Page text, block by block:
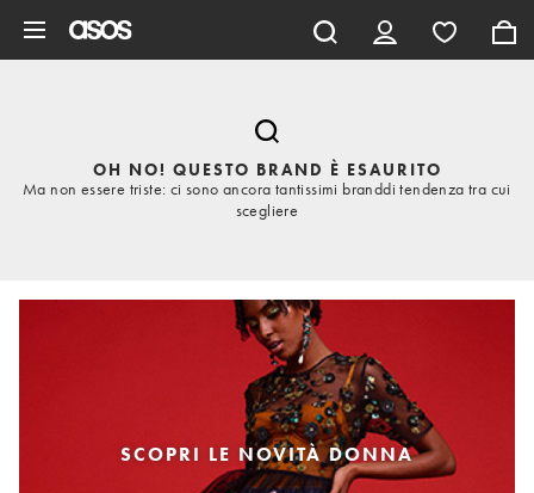
OH NO! QUESTO BRAND È ESAURITO
Ma non essere triste: ci sono ancora tantissimi branddi tendenza tra cui
scegliere
SCOPRI LE NOVITÀ DONNA